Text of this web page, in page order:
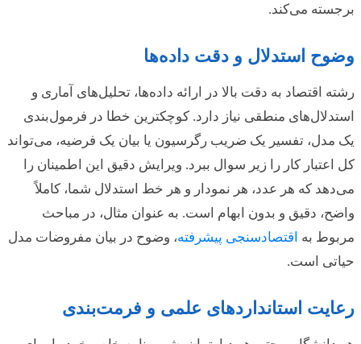
برجسته می‌کند.
وضوح استدلال و دقت داده‌ها
رشته اقتصاد به دقت بالا در ارائه داده‌ها، تحلیل‌های آماری و
استدلال‌های منطقی نیاز دارد. کوچکترین خطا در فرمول‌بندی
یک مدل، تفسیر یک ضریب رگرسیون یا بیان یک فرضیه، می‌تواند
کل اعتبار کار را زیر سوال ببرد. ویرایش دقیق این اطمینان را
می‌دهد که هر عدد، هر نمودار و هر خط استدلال شما، کاملاً
واضح، دقیق و بدون ابهام است. به عنوان مثال، در مباحث
مربوط به اقتصادسنجی پیشرفته، وضوح در بیان مفروضات مدل
حیاتی است.
رعایت استانداردهای علمی و فرمت‌بندی